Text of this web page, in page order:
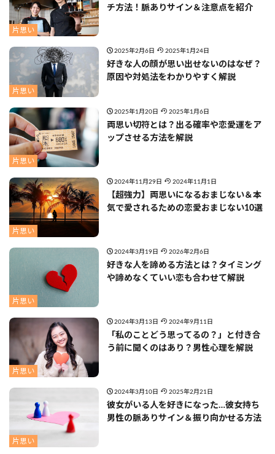
片思い
チ方法！脈ありサイン＆注意点を紹介
片思い
2025年2月6日 2025年1月24日
好きな人の顔が思い出せないのはなぜ？
原因や対処法をわかりやすく解説
片思い
2025年1月20日 2025年1月6日
両思い切符とは？出る確率や恋愛運をア
ップさせる方法を解説
片思い
2024年11月29日 2024年11月1日
【超強力】両思いになるおまじない＆本
気で愛されるための恋愛おまじない10選
片思い
2024年3月19日 2026年2月6日
好きな人を諦める方法とは？タイミング
や諦めなくていい恋も合わせて解説
片思い
2024年3月13日 2024年9月11日
「私のことどう思ってるの？」と付き合
う前に聞くのはあり？男性心理を解説
片思い
2024年3月10日 2025年2月21日
彼女がいる人を好きになった…彼女持ち
男性の脈ありサイン＆振り向かせる方法